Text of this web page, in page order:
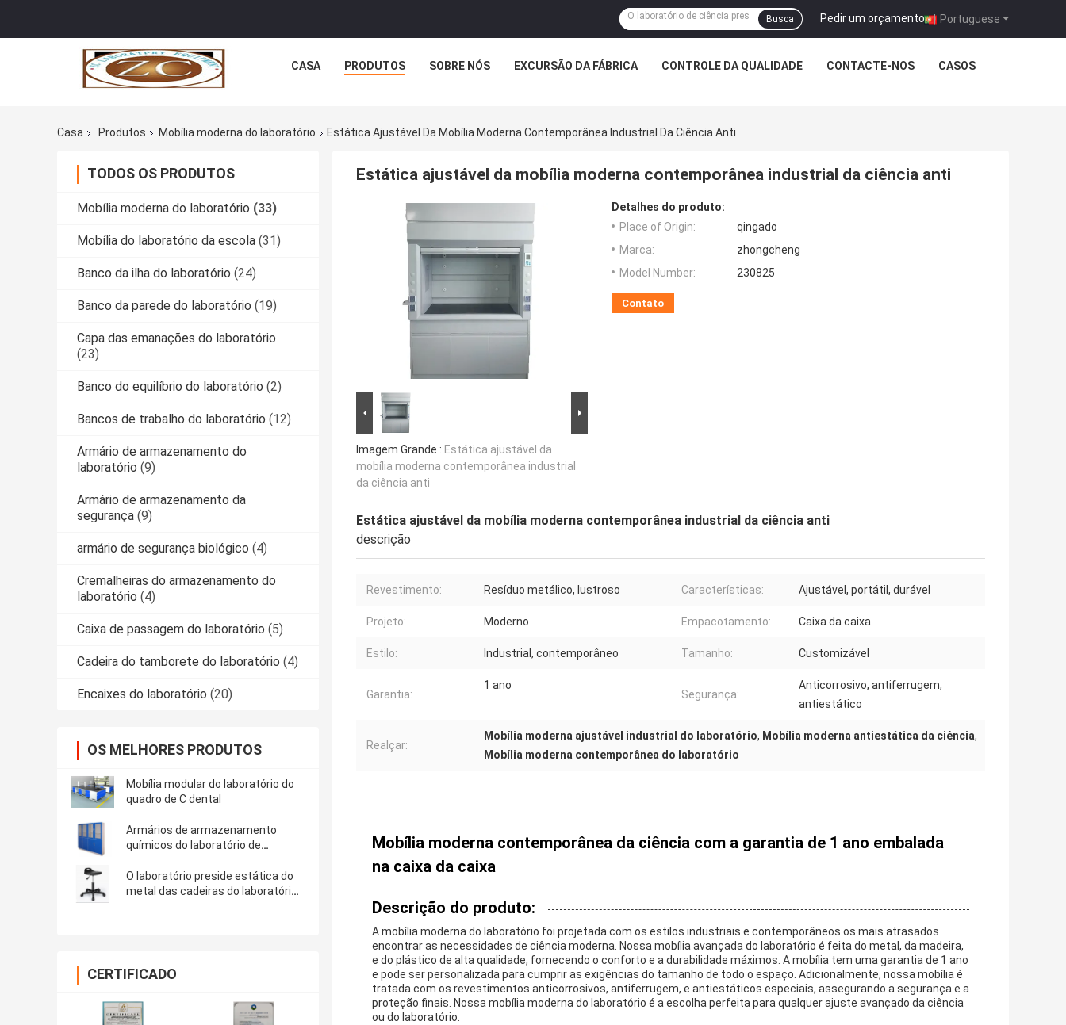
Portuguese
Pedir um orçamento |
Busca
CASA PRODUTOS SOBRE NÓS EXCURSÃO DA FÁBRICA CONTROLE DA QUALIDADE CONTACTE-NOS CASOS
Casa Produtos Mobília moderna do laboratório Estática Ajustável Da Mobília Moderna Contemporânea Industrial Da Ciência Anti
TODOS OS PRODUTOS
Mobília moderna do laboratório (33)
Mobília do laboratório da escola (31)
Banco da ilha do laboratório (24)
Banco da parede do laboratório (19)
Capa das emanações do laboratório
(23)
Banco do equilíbrio do laboratório (2)
Bancos de trabalho do laboratório (12)
Armário de armazenamento do
laboratório (9)
Armário de armazenamento da
segurança (9)
armário de segurança biológico (4)
Cremalheiras do armazenamento do
laboratório (4)
Caixa de passagem do laboratório (5)
Cadeira do tamborete do laboratório (4)
Encaixes do laboratório (20)
OS MELHORES PRODUTOS
Mobília modular do laboratório do
quadro de C dental
Armários de armazenamento
químicos do laboratório de
O laboratório preside estática do
metal das cadeiras do laboratório
CERTIFICADO
Estática ajustável da mobília moderna contemporânea industrial da ciência anti
Imagem Grande : Estática ajustável da
mobília moderna contemporânea industrial
da ciência anti
Detalhes do produto:
Place of Origin:
qingado
Marca:
zhongcheng
Model Number:
230825
Contato
Estática ajustável da mobília moderna contemporânea industrial da ciência anti
descrição
Revestimento: Resíduo metálico, lustroso Características: Ajustável, portátil, durável
Projeto: Moderno Empacotamento: Caixa da caixa
Estilo: Industrial, contemporâneo Tamanho: Customizável
Garantia:
1 ano
Segurança:
Anticorrosivo, antiferrugem,
antiestático
Realçar:
Mobília moderna ajustável industrial do laboratório, Mobília moderna antiestática da ciência,
Mobília moderna contemporânea do laboratório
Mobília moderna contemporânea da ciência com a garantia de 1 ano embalada
na caixa da caixa
Descrição do produto:
A mobília moderna do laboratório foi projetada com os estilos industriais e contemporâneos os mais atrasados
encontrar as necessidades de ciência moderna. Nossa mobília avançada do laboratório é feita do metal, da madeira,
e do plástico de alta qualidade, fornecendo o conforto e a durabilidade máximos. A mobília tem uma garantia de 1 ano
e pode ser personalizada para cumprir as exigências do tamanho de todo o espaço. Adicionalmente, nossa mobília é
tratada com os revestimentos anticorrosivos, antiferrugem, e antiestáticos especiais, assegurando a segurança e a
proteção finais. Nossa mobília moderna do laboratório é a escolha perfeita para qualquer ajuste avançado da ciência
ou do laboratório.